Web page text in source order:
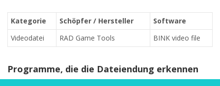
Kategorie Schöpfer / Hersteller
Software
Videodatei
RAD Game Tools BINK video file
Programme, die die Dateiendung erkennen